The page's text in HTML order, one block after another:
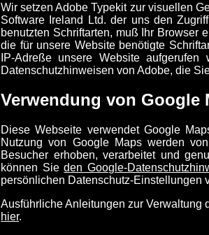
Wir setzen Adobe Typekit zur visuellen
Software Ireland Ltd. der uns den
benutzten Schriftarten, muß Ihr Browser
die für unsere Website benötigte
IP-Adreße unsere Website
Datenschutzhinweisen von Adobe, die
Verwendung von Google
Diese Webseite verwendet Google
Nutzung von Google Maps werden
Besucher erhoben, verarbeitet und
können Sieden Google-
persönlichen Datenschutz-Einstellungen
Ausführliche Anleitungen zur Verwaltung
hier.